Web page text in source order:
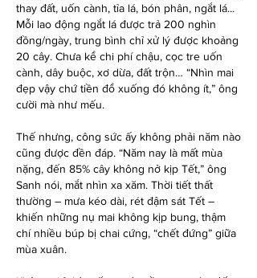
thay đất, uốn cành, tỉa lá, bón phân, ngắt lá...
Mỗi lao động ngắt lá được trả 200 nghìn
đồng/ngày, trung bình chỉ xử lý được khoảng
20 cây. Chưa kể chi phí chậu, cọc tre uốn
cành, dây buộc, xơ dừa, đất trộn… “Nhìn mai
đẹp vậy chứ tiền đổ xuống đó không ít,” ông
cười mà như mếu.
Thế nhưng, công sức ấy không phải năm nào
cũng được đền đáp. “Năm nay là mất mùa
nặng, đến 85% cây không nở kịp Tết,” ông
Sanh nói, mắt nhìn xa xăm. Thời tiết thất
thường – mưa kéo dài, rét đậm sát Tết –
khiến những nụ mai không kịp bung, thậm
chí nhiều búp bị chai cứng, “chết đứng” giữa
mùa xuân.